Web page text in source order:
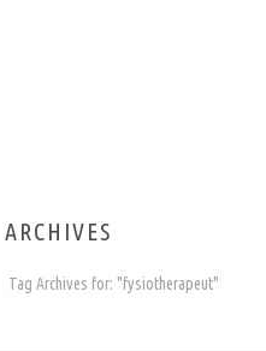
ARCHIVES
Tag Archives for: "fysiotherapeut"